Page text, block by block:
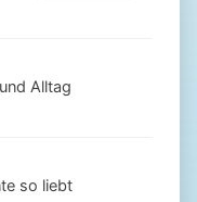
Alltag
so liebt